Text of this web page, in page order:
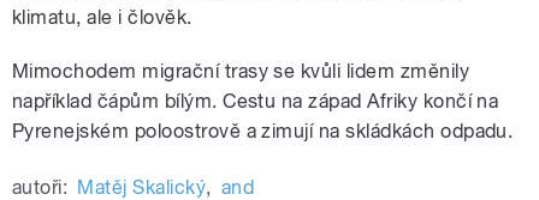
klimatu, ale i člověk.
Mimochodem migrační trasy se kvůli lidem změnily
například čápům bílým. Cestu na západ Afriky končí na
Pyrenejském poloostrově a zimují na skládkách odpadu.
autoři: Matěj Skalický, and